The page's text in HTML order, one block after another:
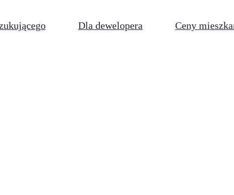
Dla dewelopera Ceny